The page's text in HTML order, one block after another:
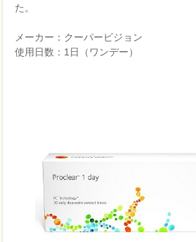
た。
メーカー：クーパービジョン
使用日数：1日（ワンデー）